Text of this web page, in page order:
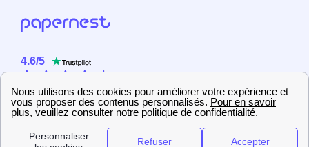
4.6/5
2358 utilisateurs